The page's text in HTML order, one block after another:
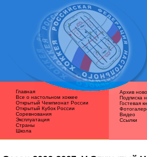
Главная
Все о наcтольном хоккее
Открытый Чемпионат России
Открытый Кубок России
Соревнования
Эксплуатация
Страны
Школа
Архив
Подписка
Гостевая
Видео
Ссылки